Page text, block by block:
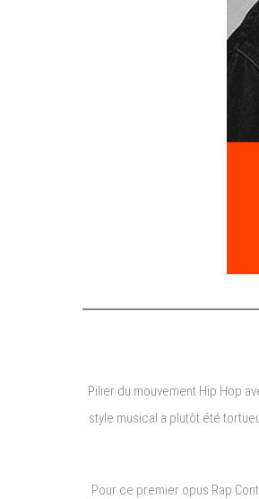
Pilier du mouvement Hip Hop
style musical a plutôt été
Pour ce premier opus Rap